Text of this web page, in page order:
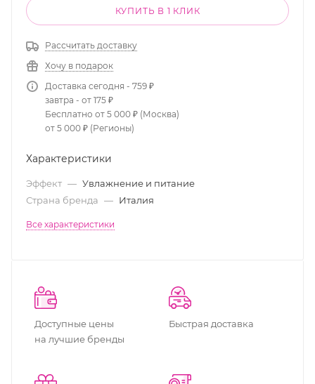
КУПИТЬ В 1 КЛИК
Рассчитать доставку
Хочу в подарок
Доставка сегодня - 759 ₽
завтра - от 175 ₽
Бесплатно от 5 000 ₽ (Москва)
от 5 000 ₽ (Регионы)
Характеристики
Эффект — Увлажнение и питание
Страна бренда — Италия
Все характеристики
Доступные цены
на лучшие бренды
Быстрая доставка